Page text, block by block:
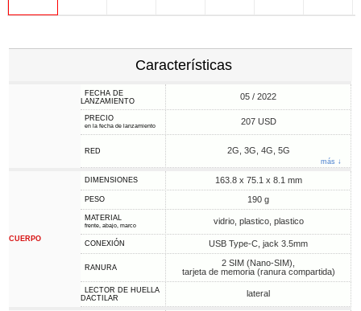
Características
FECHA DE
LANZAMIENTO
05 / 2022
PRECIO
en la fecha de lanzamiento 207 USD
RED 2G, 3G, 4G, 5G
más ↓
CUERPO
DIMENSIONES 163.8 x 75.1 x 8.1 mm
PESO 190 g
MATERIAL
frente, abajo, marco vidrio, plastico, plastico
CONEXIÓN USB Type-C, jack 3.5mm
RANURA
2 SIM (Nano-SIM),
tarjeta de memoria (ranura compartida)
LECTOR DE HUELLA
DACTILAR
lateral